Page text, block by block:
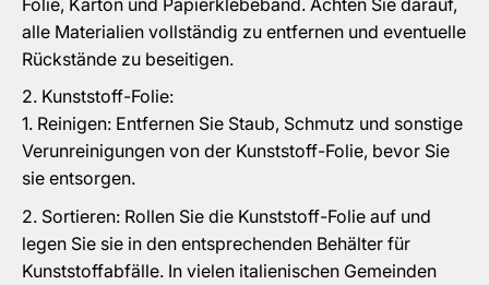
alle Materialien vollständig zu entfernen und eventuelle
Rückstände zu beseitigen.
Kunststoff-Folie:
Reinigen: Entfernen Sie Staub, Schmutz und sonstige
Verunreinigungen von der Kunststoff-Folie, bevor Sie
sie entsorgen.
Sortieren: Rollen Sie die Kunststoff-Folie auf und
legen Sie sie in den entsprechenden Behälter für
Kunststoffabfälle. In vielen italienischen Gemeinden